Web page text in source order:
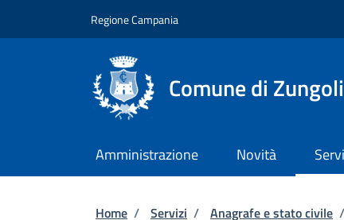
Regione Campania
Comune di Zungoli
Amministrazione Novità
Home / Servizi / Anagrafe e stato civile /